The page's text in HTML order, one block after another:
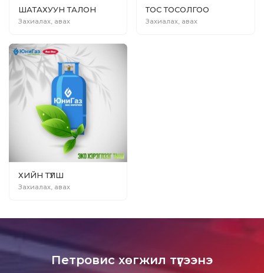
ШАТАХУУН ТАЛОН
Захиалах, авах
ТОС ТОСОЛГОО
Захиалах, авах
ХИЙН ТҮЛШ
Захиалах, авах
Петровис хөгжил түгээнэ